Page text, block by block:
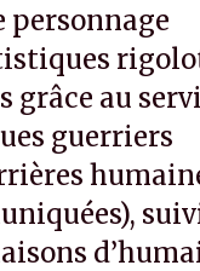
personnage
grâce au
guerriers